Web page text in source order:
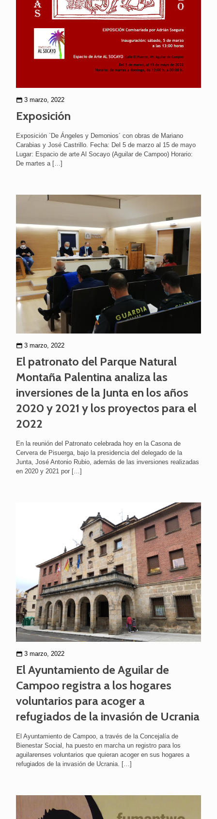
3 marzo, 2022
Exposición
Exposición `De Ángeles y Demonios´ con obras de Mariano
Carabias y José Castrillo. Fecha: Del 5 de marzo al 15 de mayo
Lugar: Espacio de arte Al Socayo (Aguilar de Campoo) Horario:
De martes a […]
3 marzo, 2022
El patronato del Parque Natural
Montaña Palentina analiza las
inversiones de la Junta en los años
2020 y 2021 y los proyectos para el
2022
En la reunión del Patronato celebrada hoy en la Casona de
Cervera de Pisuerga, bajo la presidencia del delegado de la
Junta, José Antonio Rubio, además de las inversiones realizadas
en 2020 y 2021 por […]
3 marzo, 2022
El Ayuntamiento de Aguilar de
Campoo registra a los hogares
voluntarios para acoger a
refugiados de la invasión de Ucrania
El Ayuntamiento de Campoo, a través de la Concejalía de
Bienestar Social, ha puesto en marcha un registro para los
aguilarenses voluntarios que quieran acoger en sus hogares a
refugiados de la invasión de Ucrania. […]